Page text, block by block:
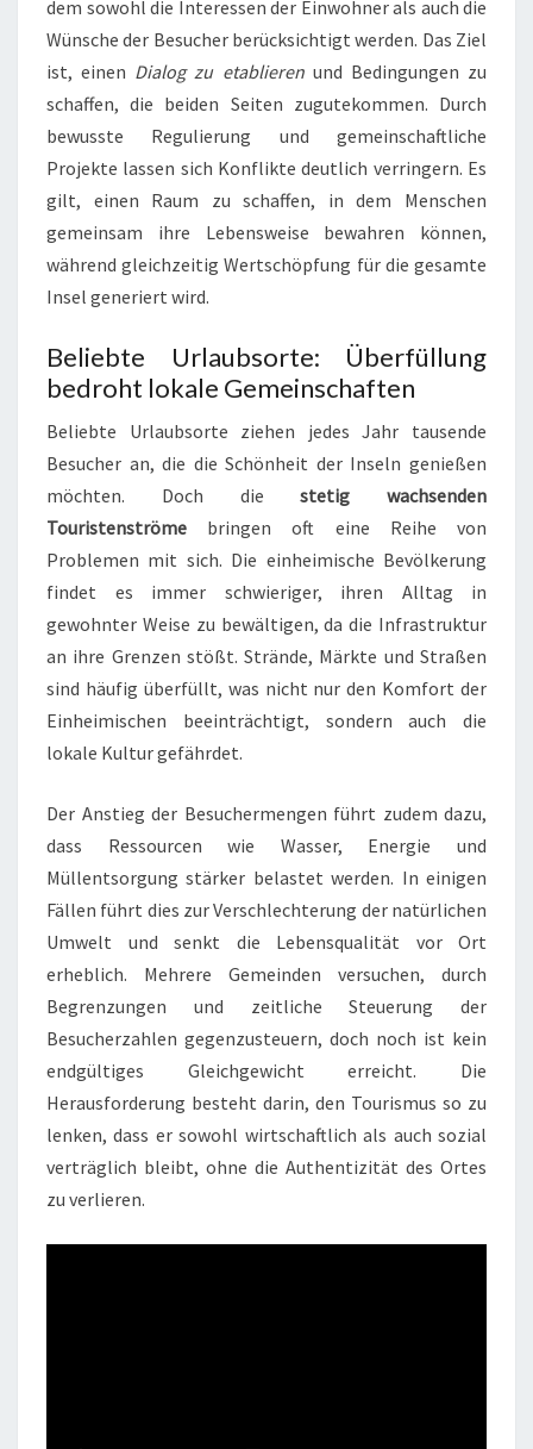
dem sowohl die Interessen der Einwohner als auch die
Wünsche der Besucher berücksichtigt werden. Das Ziel
ist, einen Dialog zu etablierenund Bedingungen zu
schaffen, die beiden Seiten zugutekommen. Durch
bewusste Regulierung und gemeinschaftliche
Projekte lassen sich Konflikte deutlich verringern. Es
gilt, einen Raum zu schaffen, in dem Menschen
gemeinsam ihre Lebensweise bewahren können,
während gleichzeitig Wertschöpfung für die gesamte
Insel generiert wird.
Beliebte Urlaubsorte: Überfüllung
bedroht lokale Gemeinschaften
Beliebte Urlaubsorte ziehen jedes Jahr tausende
Besucher an, die die Schönheit der Inseln genießen
möchten. Doch diestetig wachsenden
Touristenströme bringen oft eine Reihe von
Problemen mit sich. Die einheimische Bevölkerung
findet es immer schwieriger, ihren Alltag in
gewohnter Weise zu bewältigen, da die Infrastruktur
an ihre Grenzen stößt. Strände, Märkte und Straßen
sind häufig überfüllt, was nicht nur den Komfort der
Einheimischen beeinträchtigt, sondern auch die
lokale Kultur gefährdet.
Der Anstieg der Besuchermengen führt zudem dazu,
dass Ressourcen wie Wasser, Energie und
Müllentsorgung stärker belastet werden. In einigen
Fällen führt dies zur Verschlechterung der natürlichen
Umwelt und senkt die Lebensqualität vor Ort
erheblich. Mehrere Gemeinden versuchen, durch
Begrenzungen und zeitliche Steuerung der
Besucherzahlen gegenzusteuern, doch noch ist kein
endgültiges Gleichgewicht erreicht. Die
Herausforderung besteht darin, den Tourismus so zu
lenken, dass er sowohl wirtschaftlich als auch sozial
verträglich bleibt, ohne die Authentizität des Ortes
zu verlieren.